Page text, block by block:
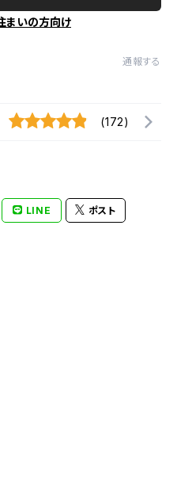
まいの方向け
通報する
(172)
LINE ポスト